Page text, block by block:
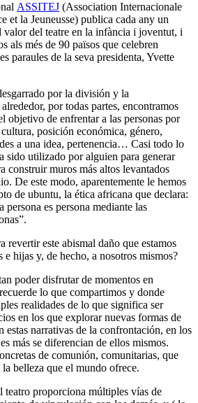
ASSITEJ (Association Internacionale
et la Jeuneusse) publica cada any un
valor del teatre en la infància i joventut, i
als més de 90 països que celebren
paraules de la seva presidenta, Yvette
por la división y la
por todas partes, encontramos
objetivo de enfrentar a las personas por
posición económica, género,
a una idea, pertenencia… Casi todo lo
sido utilizado por alguien para generar
construir muros más altos levantados
De este modo, aparentemente le hemos
de ubuntu, la ética africana que declara:
persona es persona mediante las
revertir este abismal daño que estamos
e hijas y, de hecho, a nosotros mismos?
poder disfrutar de momentos en
lo que compartimos y donde
realidades de lo que significa ser
en los que explorar nuevas formas de
estas narrativas de la confrontación, en los
más se diferencian de ellos mismos.
de comunión, comunitarias, que
belleza que el mundo ofrece.
teatro proporciona múltiples vías de